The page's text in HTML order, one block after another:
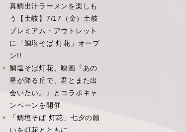
真鯛出汁ラーメンを楽しも
う【土岐】7/17（金）土岐
プレミアム・アウトレット
に「鯛塩そば 灯花」オープ
ン!!
鯛塩そば灯花、映画『あの
星が降る丘で、君とまた出
会いたい。』とコラボキャ
ンペーンを開催
「鯛塩そば 灯花」七夕の願
いを灯花とともに